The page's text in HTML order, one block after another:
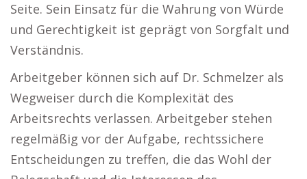
Seite. Sein Einsatz für die Wahrung von Würde
und Gerechtigkeit ist geprägt von Sorgfalt und
Verständnis.
Arbeitgeber können sich auf Dr. Schmelzer als
Wegweiser durch die Komplexität des
Arbeitsrechts verlassen. Arbeitgeber stehen
regelmäßig vor der Aufgabe, rechtssichere
Entscheidungen zu treffen, die das Wohl der